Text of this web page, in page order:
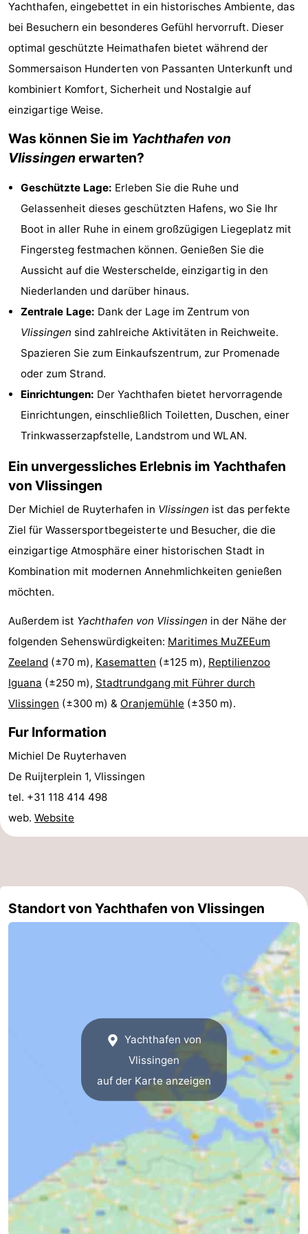
Galgewei
-
Resort
Vlissingen
Strandpark
Zeeland
-
Vebenabos
-
Zimmer
(mit
Frühstück)
Lastminutes
Strand
Sehen
tun
Museen
Denkmäler
Aussichtspunkte
Attraktionen
Spielplätze
-
Indoor-
Spielplätze
-
Bowling
Wellness-
Zentren
Dörfer
Städte
Führungen
Sport
-
Schwimmbader
-
Radfahren
-
Wandern
-
Reiten
-
Sportangeln
Essen
und
Einkaufen
Reisebuchshop
-
Fähre
Medizin
Yachthafen, eingebettet in ein historisches Ambiente, das
bei Besuchern ein besonderes Gefühl hervorruft. Dieser
optimal geschützte Heimathafen bietet während der
Sommersaison Hunderten von Passanten Unterkunft und
kombiniert Komfort, Sicherheit und Nostalgie auf
einzigartige Weise.
Was können Sie im Yachthafen von
Vlissingen erwarten?
Geschützte Lage: Erleben Sie die Ruhe und
Gelassenheit dieses geschützten Hafens, wo Sie Ihr
Boot in aller Ruhe in einem großzügigen Liegeplatz mit
Fingersteg festmachen können. Genießen Sie die
Aussicht auf die Westerschelde, einzigartig in den
Niederlanden und darüber hinaus.
Zentrale Lage: Dank der Lage im Zentrum von
Vlissingen sind zahlreiche Aktivitäten in Reichweite.
Spazieren Sie zum Einkaufszentrum, zur Promenade
oder zum Strand.
Einrichtungen: Der Yachthafen bietet hervorragende
Einrichtungen, einschließlich Toiletten, Duschen, einer
Trinkwasserzapfstelle, Landstrom und WLAN.
Ein unvergessliches Erlebnis im Yachthafen
von Vlissingen
Der Michiel de Ruyterhafen in Vlissingen ist das perfekte
Ziel für Wassersportbegeisterte und Besucher, die die
einzigartige Atmosphäre einer historischen Stadt in
Kombination mit modernen Annehmlichkeiten genießen
möchten.
Außerdem ist Yachthafen von Vlissingen in der Nähe der
folgenden Sehenswürdigkeiten: Maritimes MuZEEum
Zeeland (±70 m), Kasematten (±125 m), Reptilienzoo
Iguana (±250 m), Stadtrundgang mit Führer durch
Vlissingen (±300 m) & Oranjemühle (±350 m).
Fur Information
Michiel De Ruyterhaven
De Ruijterplein 1, Vlissingen
tel. +31 118 414 498
web. Website
Standort von Yachthafen von Vlissingen
Yachthafen von
Vlissingen
auf der Karte anzeigen